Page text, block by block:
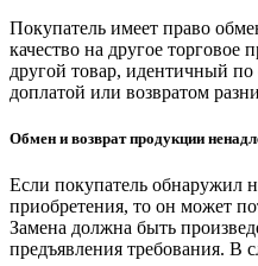
Покупатель имеет право
качество на другое торговое
другой товар, идентичный
доплатой или возвратом
Обмен и возврат продукции
Если покупатель обнаружил
приобретения, то он может
Замена должна быть
предъявления требования. В